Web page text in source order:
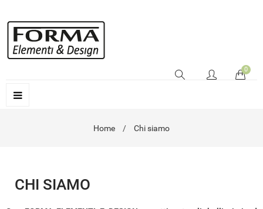
0
Home Chi siamo
CHI SIAMO